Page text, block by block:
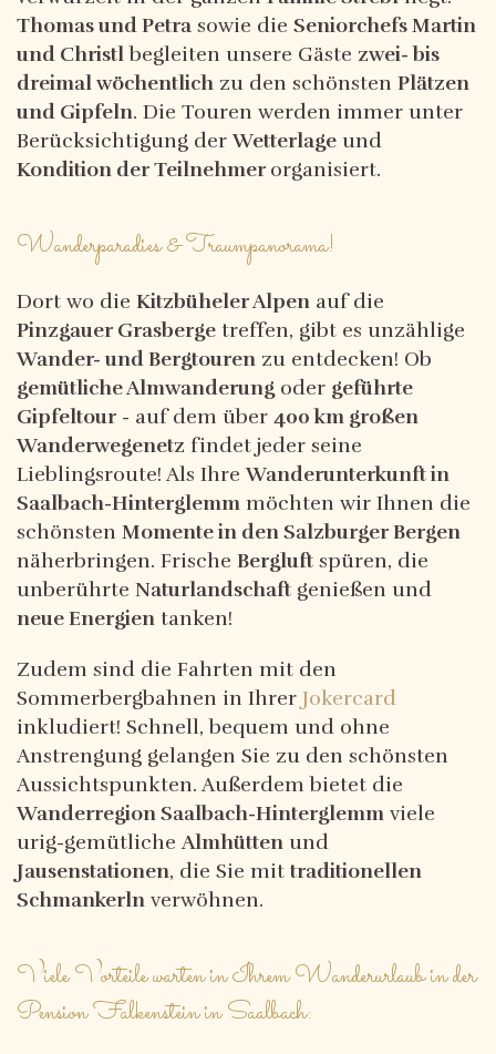
Thomas und Petra sowie die Seniorchefs Martin
und Christlbegleiten unsere Gäste zwei- bis
dreimal wöchentlich zu den schönsten Plätzen
und Gipfeln. Die Touren werden immer unter
Berücksichtigung derWetterlage und
Kondition der Teilnehmer organisiert.
Wanderparadies & Traumpanorama!
Dort wo die Kitzbüheler Alpen auf die
Pinzgauer Grasberge treffen, gibt es unzählige
Wander- und Bergtouren zu entdecken! Ob
gemütliche Almwanderungoder geführte
Gipfeltour - auf dem über 400 km großen
Wanderwegenetz findet jeder seine
Lieblingsroute! Als IhreWanderunterkunft in
Saalbach-Hinterglemm möchten wir Ihnen die
schönsten Momente in den Salzburger Bergen
näherbringen. Frische Bergluft spüren, die
unberührte Naturlandschaft genießen und
neue Energien tanken!
Zudem sind die Fahrten mit den
Sommerbergbahnen in Ihrer Jokercard
inkludiert! Schnell, bequem und ohne
Anstrengung gelangen Sie zu den schönsten
Aussichtspunkten. Außerdem bietet die
Wanderregion Saalbach-Hinterglemm viele
urig-gemütlicheAlmhütten und
Jausenstationen, die Sie mit traditionellen
Schmankerln verwöhnen.
Viele Vorteile warten in Ihrem Wanderurlaub in der
Pension Falkenstein in Saalbach: